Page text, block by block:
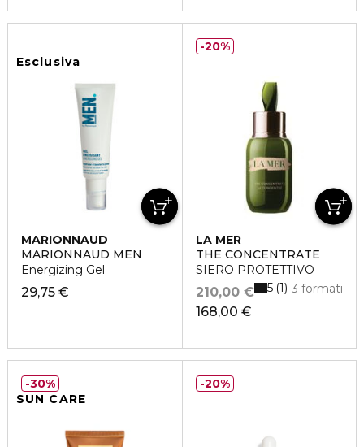
Esclusiva
MARIONNAUD
MARIONNAUD MEN
Energizing Gel
29,75 €
LA MER
THE CONCENTRATE
SIERO PROTETTIVO
168,00 €
210,00 € 3 formati
5 1
20%
SUN CARE
30% 20%